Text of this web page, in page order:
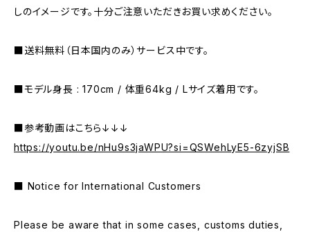
しのイメージです。十分ご注意いただきお買い求めください。
■送料無料（日本国内のみ）サービス中です。
■モデル身長 : 170cm / 体重64kg / Lサイズ着用です。
■参考動画はこちら↓↓↓
https://youtu.be/nHu9s3jaWPU?si=QSWehLyE5-6zyjSB
■ Notice for International Customers
Please be aware that in some cases, customs duties,